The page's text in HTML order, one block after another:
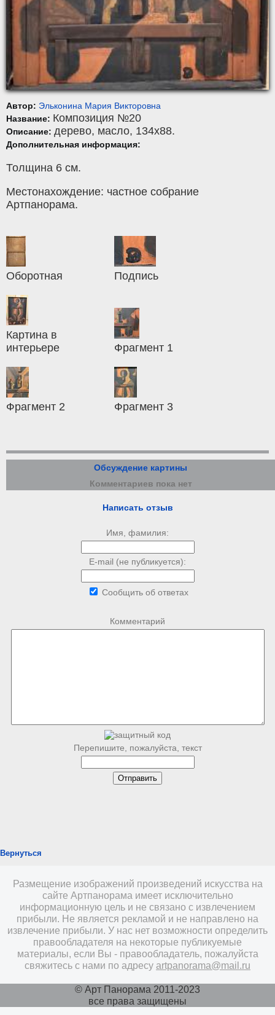
Автор: Эльконина Мария Викторовна
Название: Композиция №20
Описание: дерево, масло, 134x88.
Дополнительная информация:
Толщина 6 см.
Местонахождение: частное собрание
Артпанорама.
Оборотная Подпись
Картина в
интерьере
Фрагмент 1
Фрагмент 2 Фрагмент 3
Обсуждение картины
Комментариев пока нет
Написать отзыв
Имя, фамилия:
E-mail (не публикуется):
Сообщить об ответах
Комментарий
Перепишите, пожалуйста, текст
Вернуться
Размещение изображений произведений искусства на
сайте Артпанорама имеет исключительно
информационную цель и не связано с извлечением
прибыли. Не является рекламой и не направлено на
извлечение прибыли. У нас нет возможности определить
правообладателя на некоторые публикуемые
материалы, если Вы - правообладатель, пожалуйста
свяжитесь с нами по адресу artpanorama@mail.ru
© Арт Панорама 2011-2023
все права защищены